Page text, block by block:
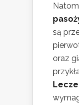
są
oraz